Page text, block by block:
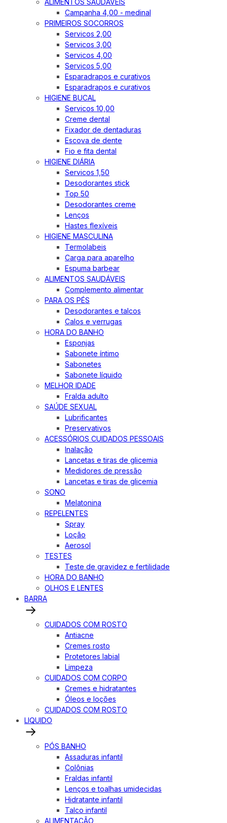
ALIMENTOS SAUDÁVEIS
Campanha 4,00 - medinal
PRIMEIROS SOCORROS
Servicos 2,00
Servicos 3,00
Servicos 4,00
Servicos 5,00
Esparadrapos e curativos
Esparadrapos e curativos
HIGIENE BUCAL
Servicos 10,00
Creme dental
Fixador de dentaduras
Escova de dente
Fio e fita dental
HIGIENE DIÁRIA
Servicos 1,50
Desodorantes stick
Top 50
Desodorantes creme
Lenços
Hastes flexíveis
HIGIENE MASCULINA
Termolabeis
Carga para aparelho
Espuma barbear
ALIMENTOS SAUDÁVEIS
Complemento alimentar
PARA OS PÉS
Desodorantes e talcos
Calos e verrugas
HORA DO BANHO
Esponjas
Sabonete íntimo
Sabonetes
Sabonete líquido
MELHOR IDADE
Fralda adulto
SAÚDE SEXUAL
Lubrificantes
Preservativos
ACESSÓRIOS CUIDADOS PESSOAIS
Inalação
Lancetas e tiras de glicemia
Medidores de pressão
Lancetas e tiras de glicemia
SONO
Melatonina
REPELENTES
Spray
Loção
Aerosol
TESTES
Teste de gravidez e fertilidade
HORA DO BANHO
OLHOS E LENTES
BARRA
CUIDADOS COM ROSTO
Antiacne
Cremes rosto
Protetores labial
Limpeza
CUIDADOS COM CORPO
Cremes e hidratantes
Óleos e loções
CUIDADOS COM ROSTO
LIQUIDO
PÓS BANHO
Assaduras infantil
Colônias
Fraldas infantil
Lenços e toalhas umidecidas
Hidratante infantil
Talco infantil
ALIMENTAÇÃO